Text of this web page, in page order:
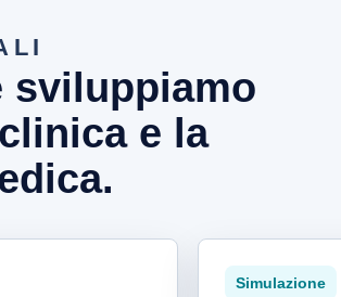
sviluppiamo
e la
Simulazione